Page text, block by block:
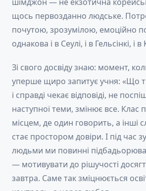
щось первозданно людське.
почутою, зрозумілою, емоційно
однакова і в Сеулі, і в Гельсінкі, і в
Зі свого досвіду знаю: момент,
уперше щиро запитує учня: «Що
і справді чекає відповіді, не
наступної теми, змінює все. Клас
місцем, де один говорить, а інші
стає простором довіри. І під час
людьми ми повинні
— мотивувати до рішучості
завтра. Саме так зміцнюється